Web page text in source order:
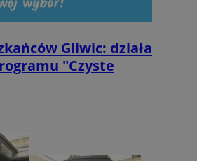
Gliwic: działa
"Czyste